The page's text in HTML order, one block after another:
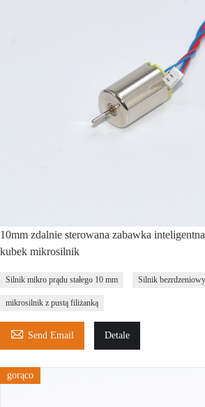
10mm zdalnie sterowana zabawka
kubek mikrosilnik
Silnik mikro prądu stałego 10 mm Silnik
mikrosilnik z pustą filiżanką
 Send Email Detale
gorąco